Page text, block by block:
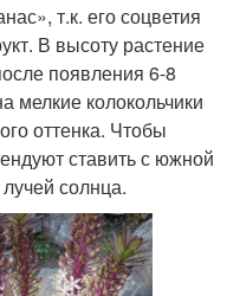
т.к. его соцветия
В высоту растение
появления 6-8
мелкие колокольчики
оттенка. Чтобы
ставить с южной
солнца.